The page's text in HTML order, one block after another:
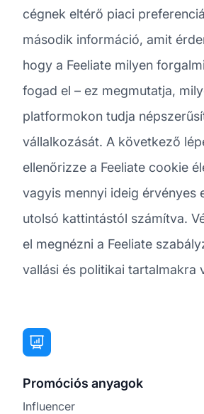
cégnek eltérő piaci
második információ, amit
hogy a Feeliate milyen
fogad el – ez megmutatja,
platformokon tudja
vállalkozását. A következő
ellenőrizze a Feeliate cookie
vagyis mennyi ideig érvényes
utolsó kattintástól számítva.
el megnézni a Feeliate
vallási és politikai tartalmakra
Promóciós anyagok
Influencer